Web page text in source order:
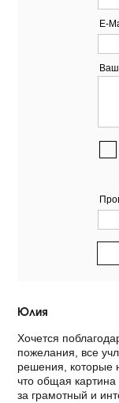
E-
Юлия
Хочется
пожелания, все
решения, которые
что общая
за грамотный и